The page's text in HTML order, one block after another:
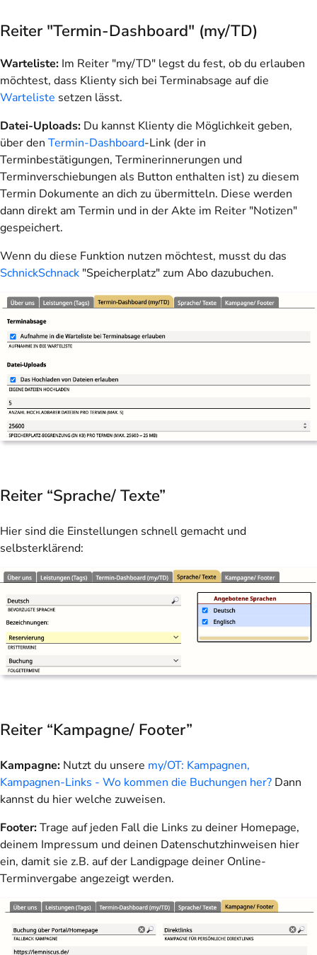
Reiter "Termin-Dashboard" (my/TD)
Warteliste: Im Reiter "my/TD" legst du fest, ob du erlauben
möchtest, dass Klienty sich bei Terminabsage auf die
Warteliste setzen lässt.
Datei-Uploads: Du kannst Klienty die Möglichkeit geben,
über den Termin-Dashboard-Link (der in
Terminbestätigungen, Terminerinnerungen und
Terminverschiebungen als Button enthalten ist) zu diesem
Termin Dokumente an dich zu übermitteln. Diese werden
dann direkt am Termin und in der Akte im Reiter "Notizen"
gespeichert.
Wenn du diese Funktion nutzen möchtest, musst du das
SchnickSchnack "Speicherplatz" zum Abo dazubuchen.
Reiter “Sprache/ Texte”
Hier sind die Einstellungen schnell gemacht und
selbsterklärend:
Reiter “Kampagne/ Footer”
Kampagne: Nutzt du unsere my/OT: Kampagnen,
Kampagnen-Links - Wo kommen die Buchungen her? Dann
kannst du hier welche zuweisen.
Footer:Trage auf jeden Fall die Links zu deiner Homepage,
deinem Impressum und deinen Datenschutzhinweisen hier
ein, damit sie z.B. auf der Landigpage deiner Online-
Terminvergabe angezeigt werden.